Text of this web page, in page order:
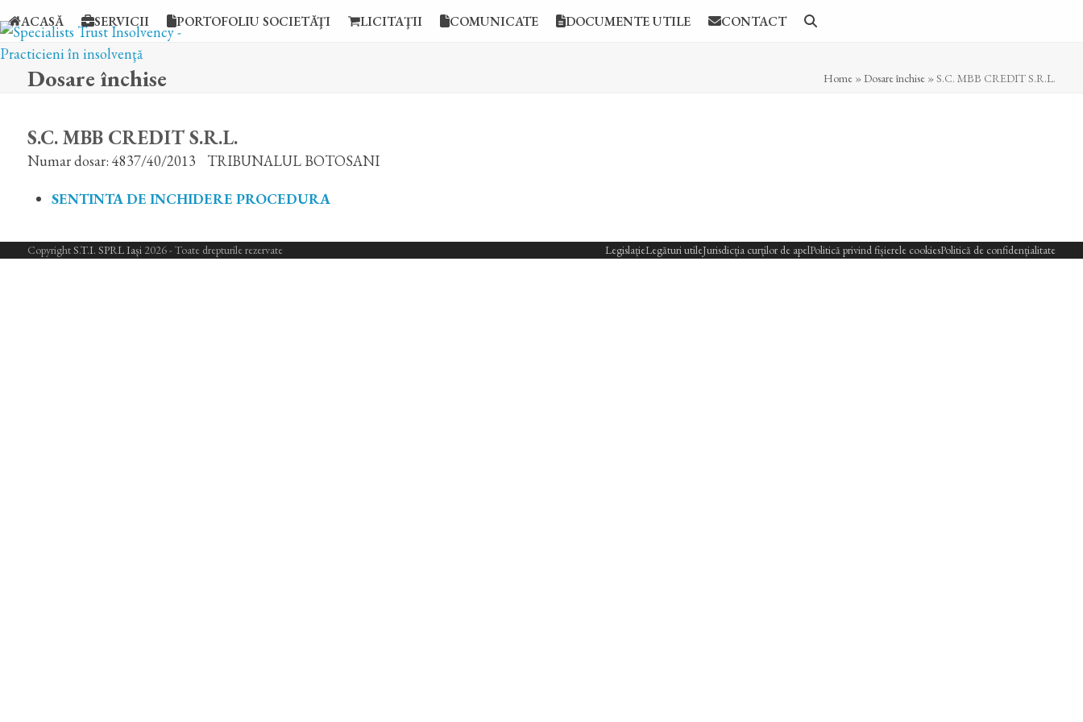
to
content
ACASĂ SERVICII PORTOFOLIU SOCIETĂŢI LICITAŢII COMUNICATE DOCUMENTE UTILE CONTACT
Dosare închise Home »Dosare închise »S.C. MBB CREDIT S.R.L.
S.C. MBB CREDIT S.R.L.
Numar dosar: 4837/40/2013 TRIBUNALUL BOTOSANI
SENTINTA DE INCHIDERE PROCEDURA
CopyrightS.T.I. SPRL Iași2026 - Toate drepturile rezervate LegislațieLegături utileJurisdicția curților de apelPolitică privind fișierele cookiesPolitică de confidențialitate